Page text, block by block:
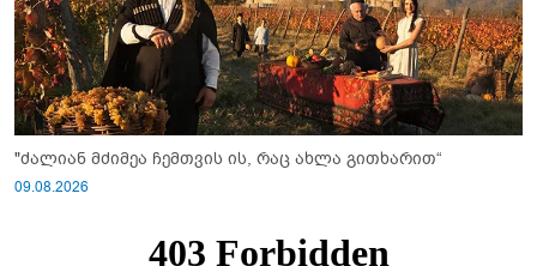
"ძალიან მძიმეა ჩემთვის ის, რაც ახლა გითხარით“
09.08.2026